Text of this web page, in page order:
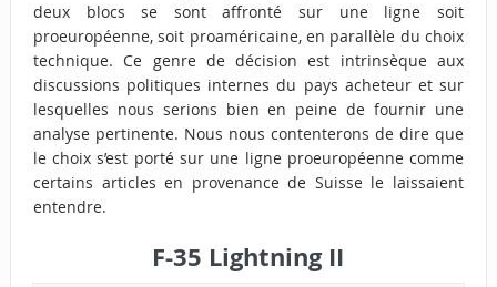
deux blocs se sont affronté sur une ligne soit
proeuropéenne, soit proaméricaine, en parallèle du choix
technique. Ce genre de décision est intrinsèque aux
discussions politiques internes du pays acheteur et sur
lesquelles nous serions bien en peine de fournir une
analyse pertinente. Nous nous contenterons de dire que
le choix s’est porté sur une ligne proeuropéenne comme
certains articles en provenance de Suisse le laissaient
entendre.
F-35 Lightning II